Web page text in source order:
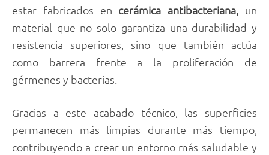
estar fabricados en cerámica antibacteriana, un
material que no solo garantiza una durabilidad y
resistencia superiores, sino que también actúa
como barrera frente a la proliferación de
gérmenes y bacterias.
Gracias a este acabado técnico, las superficies
permanecen más limpias durante más tiempo,
contribuyendo a crear un entorno más saludable y